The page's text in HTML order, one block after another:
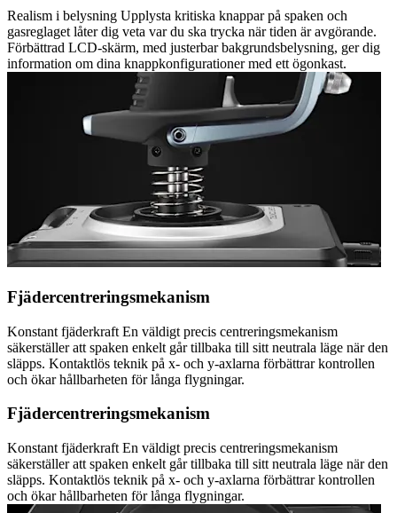
Realism i belysning Upplysta kritiska knappar på spaken och
gasreglaget låter dig veta var du ska trycka när tiden är avgörande.
Förbättrad LCD-skärm, med justerbar bakgrundsbelysning, ger dig
information om dina knappkonfigurationer med ett ögonkast.
Fjädercentreringsmekanism
Konstant fjäderkraft En väldigt precis centreringsmekanism
säkerställer att spaken enkelt går tillbaka till sitt neutrala läge när den
släpps. Kontaktlös teknik på x- och y-axlarna förbättrar kontrollen
och ökar hållbarheten för långa flygningar.
Fjädercentreringsmekanism
Konstant fjäderkraft En väldigt precis centreringsmekanism
säkerställer att spaken enkelt går tillbaka till sitt neutrala läge när den
släpps. Kontaktlös teknik på x- och y-axlarna förbättrar kontrollen
och ökar hållbarheten för långa flygningar.